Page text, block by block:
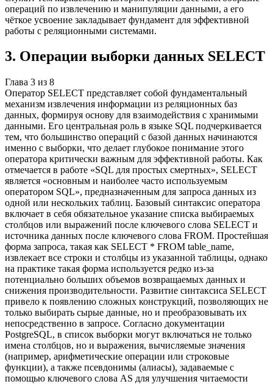
операций по извлечению и манипуляции данными, а его
чёткое усвоение закладывает фундамент для эффективной
работы с реляционными системами.
3. Операции выборки данных SELECT
Глава 3 из 8
Оператор SELECT представляет собой фундаментальный
механизм извлечения информации из реляционных баз
данных, формируя основу для взаимодействия с хранимыми
данными. Его центральная роль в языке SQL подчеркивается
тем, что большинство операций с базой данных начинаются
именно с выборки, что делает глубокое понимание этого
оператора критически важным для эффективной работы. Как
отмечается в работе «SQL для простых смертных», SELECT
является «основным и наиболее часто используемым
оператором SQL», предназначенным для запроса данных из
одной или нескольких таблиц. Базовый синтаксис оператора
включает в себя обязательное указание списка выбираемых
столбцов или выражений после ключевого слова SELECT и
источника данных после ключевого слова FROM. Простейшая
форма запроса, такая как SELECT * FROM table_name,
извлекает все строки и столбцы из указанной таблицы, однако
на практике такая форма используется редко из-за
потенциально больших объемов возвращаемых данных и
снижения производительности. Развитие синтаксиса SELECT
привело к появлению сложных конструкций, позволяющих не
только выбирать сырые данные, но и преобразовывать их
непосредственно в запросе. Согласно документации
PostgreSQL, в список выборки могут включаться не только
имена столбцов, но и выражения, вычисляемые значения
(например, арифметические операции или строковые
функции), а также псевдонимы (алиасы), задаваемые с
помощью ключевого слова AS для улучшения читаемости